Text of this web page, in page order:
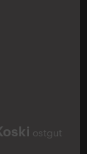
ostgut